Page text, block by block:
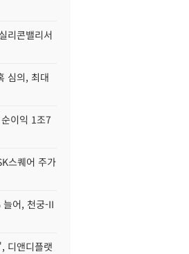
리콘밸리서
심의, 최대
이익 1조7
스퀘어 주가
어, 천궁-II
디앤디플랫